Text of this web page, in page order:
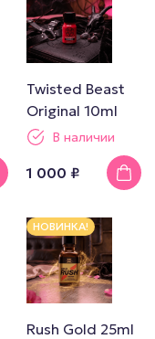
Twisted Beast
Original 10ml
В наличии
1 000 ₽
НОВИНКА!
Rush Gold 25ml